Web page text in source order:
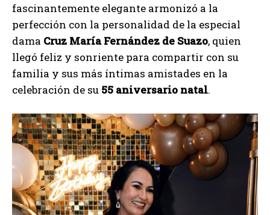
fascinantemente elegante armonizó a la
perfección con la personalidad de la especial
dama Cruz María Fernández de Suazo, quien
llegó feliz y sonriente para compartir con su
familia y sus más íntimas amistades en la
celebración de su 55 aniversario natal.